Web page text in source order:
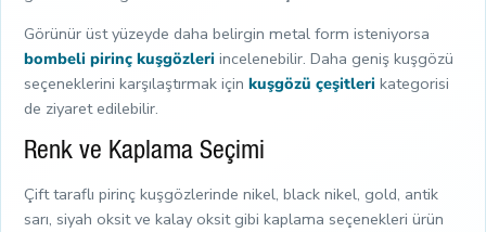
Görünür üst yüzeyde daha belirgin metal form isteniyorsa
bombeli pirinç kuşgözleri incelenebilir. Daha geniş kuşgözü
seçeneklerini karşılaştırmak için kuşgözü çeşitleri kategorisi
de ziyaret edilebilir.
Renk ve Kaplama Seçimi
Çift taraflı pirinç kuşgözlerinde nikel, black nikel, gold, antik
sarı, siyah oksit ve kalay oksit gibi kaplama seçenekleri ürün